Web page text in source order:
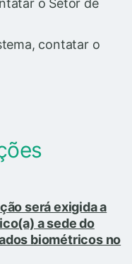
o Setor de
contatar o
será exigida a
a sede do
biométricos no